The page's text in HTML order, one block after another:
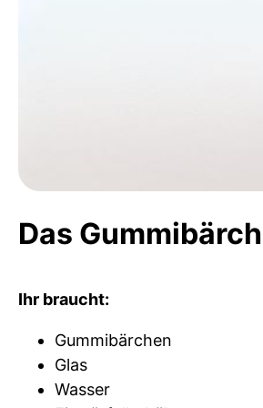
Das
Ihr braucht:
Gummibärchen
Glas
Wasser